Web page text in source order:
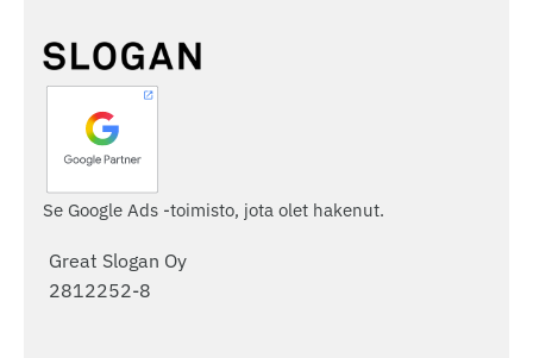
Se Google Ads -toimisto, jota olet hakenut.
Great Slogan Oy
2812252-8